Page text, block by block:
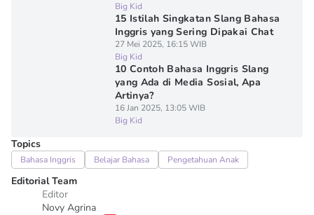
Big Kid
15 Istilah Singkatan Slang Bahasa
Inggris yang Sering Dipakai Chat
27 Mei 2025, 16:15 WIB
Big Kid
10 Contoh Bahasa Inggris Slang
yang Ada di Media Sosial, Apa
Artinya?
16 Jan 2025, 13:05 WIB
Big Kid
Topics
Bahasa Inggris Belajar Bahasa Pengetahuan Anak
Editorial Team
Editor
Novy Agrina